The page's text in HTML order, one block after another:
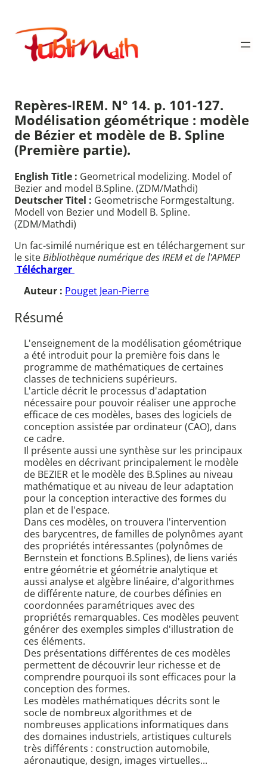
contenu
Publimath
Repères-IREM. N° 14. p. 101-127.
Modélisation géométrique : modèle
de Bézier et modèle de B. Spline
(Première partie).
English Title : Geometrical modelizing. Model of
Bezier and model B.Spline. (ZDM/Mathdi)
Deutscher Titel : Geometrische Formgestaltung.
Modell von Bezier und Modell B. Spline.
(ZDM/Mathdi)
Un fac-similé numérique est en téléchargement sur
le siteBibliothèque numérique des IREM et de l'APMEP
Télécharger
Auteur : Pouget Jean-Pierre
Résumé
L'enseignement de la modélisation géométrique
a été introduit pour la première fois dans le
programme de mathématiques de certaines
classes de techniciens supérieurs.
L'article décrit le processus d'adaptation
nécessaire pour pouvoir réaliser une approche
efficace de ces modèles, bases des logiciels de
conception assistée par ordinateur (CAO), dans
ce cadre.
Il présente aussi une synthèse sur les principaux
modèles en décrivant principalement le modèle
de BEZIER et le modèle des B.Splines au niveau
mathématique et au niveau de leur adaptation
pour la conception interactive des formes du
plan et de l'espace.
Dans ces modèles, on trouvera l'intervention
des barycentres, de familles de polynômes ayant
des propriétés intéressantes (polynômes de
Bernstein et fonctions B.Splines), de liens variés
entre géométrie et géométrie analytique et
aussi analyse et algèbre linéaire, d'algorithmes
de différente nature, de courbes définies en
coordonnées paramétriques avec des
propriétés remarquables. Ces modèles peuvent
générer des exemples simples d'illustration de
ces éléments.
Des présentations différentes de ces modèles
permettent de découvrir leur richesse et de
comprendre pourquoi ils sont efficaces pour la
conception des formes.
Les modèles mathématiques décrits sont le
socle de nombreux algorithmes et de
nombreuses applications informatiques dans
des domaines industriels, artistiques culturels
très différents : construction automobile,
aéronautique, design, images virtuelles...